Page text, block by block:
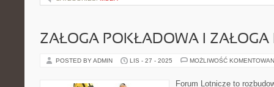
ZAŁOGA POKŁADOWA I
POSTED BY ADMIN LIS - 27 - 2025 MOŻLIWOŚĆ
Forum Lotnicze to